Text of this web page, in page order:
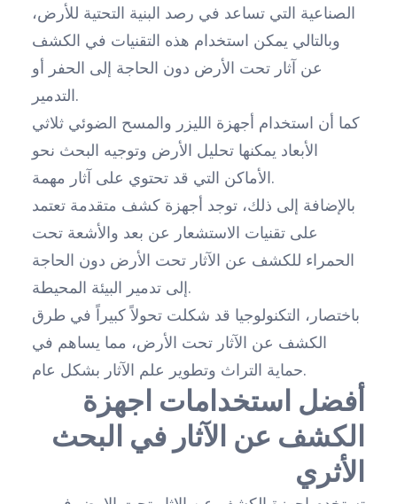
الصناعية التي تساعد في رصد البنية التحتية للأرض،
وبالتالي يمكن استخدام هذه التقنيات في الكشف
عن آثار تحت الأرض دون الحاجة إلى الحفر أو
التدمير.
كما أن استخدام أجهزة الليزر والمسح الضوئي ثلاثي
الأبعاد يمكنها تحليل الأرض وتوجيه البحث نحو
الأماكن التي قد تحتوي على آثار مهمة.
بالإضافة إلى ذلك، توجد أجهزة كشف متقدمة تعتمد
على تقنيات الاستشعار عن بعد والأشعة تحت
الحمراء للكشف عن الآثار تحت الأرض دون الحاجة
إلى تدمير البيئة المحيطة.
باختصار، التكنولوجيا قد شكلت تحولاً كبيراً في طرق
الكشف عن الآثار تحت الأرض، مما يساهم في
حماية التراث وتطوير علم الآثار بشكل عام.
أفضل استخدامات اجهزة
الكشف عن الآثار في البحث
الأثري